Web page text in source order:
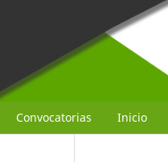
Convocatorias Inicio